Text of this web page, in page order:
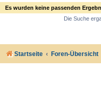
Es wurden keine passenden
Die Suche
Startseite Foren-Übersicht